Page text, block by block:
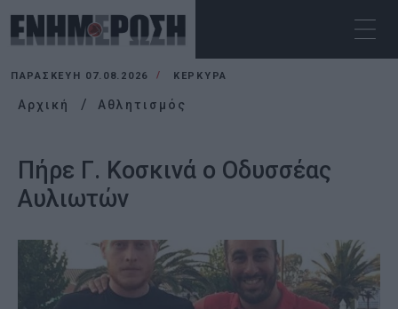
ΠΑΡΑΣΚΕΥΉ 07.08.2026 ΚΕΡΚΥΡΑ
Αρχική Αθλητισμός
Πήρε Γ. Κοσκινά ο Οδυσσέας
Αυλιωτών